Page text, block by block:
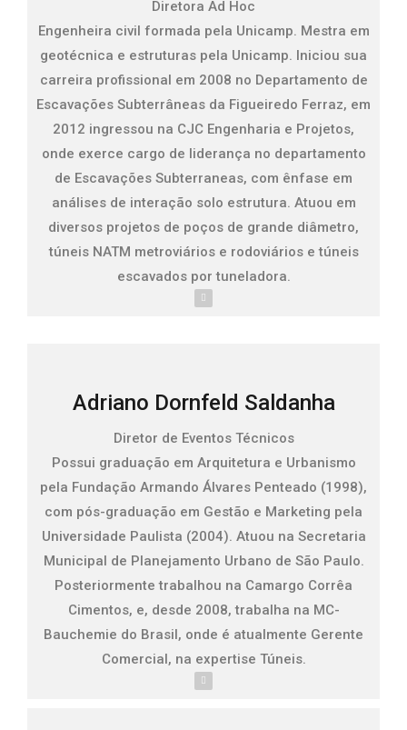
Diretora Ad Hoc
Engenheira civil formada pela Unicamp. Mestra em
geotécnica e estruturas pela Unicamp. Iniciou sua
carreira profissional em 2008 no Departamento de
Escavações Subterrâneas da Figueiredo Ferraz, em
2012 ingressou na CJC Engenharia e Projetos,
onde exerce cargo de liderança no departamento
de Escavações Subterraneas, com ênfase em
análises de interação solo estrutura. Atuou em
diversos projetos de poços de grande diâmetro,
túneis NATM metroviários e rodoviários e túneis
escavados por tuneladora.
Adriano Dornfeld Saldanha
Diretor de Eventos Técnicos
Possui graduação em Arquitetura e Urbanismo
pela Fundação Armando Álvares Penteado (1998),
com pós-graduação em Gestão e Marketing pela
Universidade Paulista (2004). Atuou na Secretaria
Municipal de Planejamento Urbano de São Paulo.
Posteriormente trabalhou na Camargo Corrêa
Cimentos, e, desde 2008, trabalha na MC-
Bauchemie do Brasil, onde é atualmente Gerente
Comercial, na expertise Túneis.